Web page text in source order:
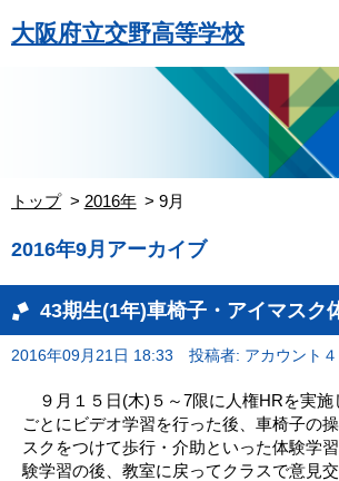
大阪府立交野高等学校
トップ 2016年 9月
2016年9月アーカイブ
43期生(1年)車椅子・アイマスク
2016年09月21日 18:33 投稿者: アカウント４
９月１５日(木)５～7限に人権HRを実施
ごとにビデオ学習を行った後、車椅子の
スクをつけて歩行・介助といった体験学
験学習の後、教室に戻ってクラスで意見交